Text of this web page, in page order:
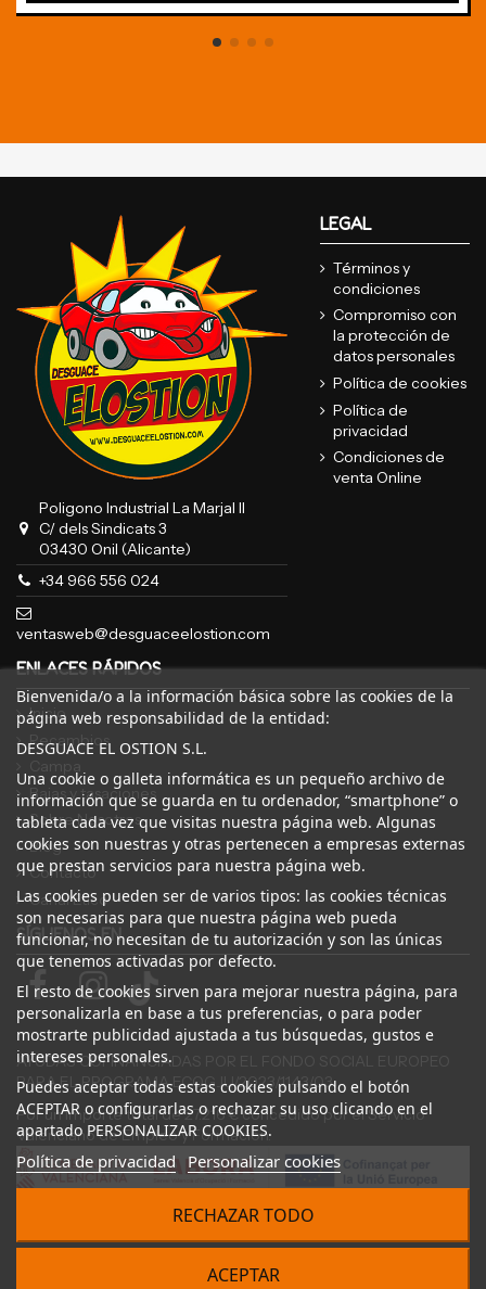
Poligono Industrial La Marjal II
C/ dels Sindicats 3
03430 Onil (Alicante)
+34 966 556 024
ventasweb@desguaceelostion.com
LEGAL
Términos y
condiciones
Compromiso con
la protección de
datos personales
Política de cookies
Política de
privacidad
Condiciones de
venta Online
ENLACES RÁPIDOS
Inicio
Recambios
Bajas y tasaciones
Sobre Nosotros
Blog
Contacto
Canal Ético
Bienvenida/o a la información básica sobre las cookies de la
página web responsabilidad de la entidad:
DESGUACE EL OSTION S.L.
Una cookie o galleta informática es un pequeño archivo de
información que se guarda en tu ordenador, “smartphone” o
tableta cada vez que visitas nuestra página web. Algunas
cookies son nuestras y otras pertenecen a empresas externas
que prestan servicios para nuestra página web.
Las cookies pueden ser de varios tipos: las cookies técnicas
son necesarias para que nuestra página web pueda
funcionar, no necesitan de tu autorización y son las únicas
que tenemos activadas por defecto.
El resto de cookies sirven para mejorar nuestra página, para
personalizarla en base a tus preferencias, o para poder
mostrarte publicidad ajustada a tus búsquedas, gustos e
intereses personales.
Puedes aceptar todas estas cookies pulsando el botón
ACEPTAR o configurarlas o rechazar su uso clicando en el
apartado PERSONALIZAR COOKIES.
Política de privacidad Personalizar cookies
RECHAZAR TODO
ACEPTAR
SÍGUENOS EN
AYUDAS COFINANCIADAS POR EL FONDO SOCIAL EUROPEO
PARA EL PROGRAMA ECOGJU/2023/1143/03
Por un importe total de 27.216 € concedido por el Servicio
Valenciano de Empleo y Formación.
Desarrollado porSeintosoft